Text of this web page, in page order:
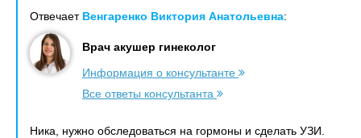
Отвечает Венгаренко Виктория Анатольевна:
Врач акушер гинеколог
Информация о консультанте
Все ответы консультанта
Ника, нужно обследоваться на гормоны и сделать УЗИ.